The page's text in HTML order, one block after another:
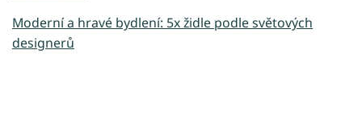
Moderní a hravé bydlení: 5x židle podle světových
designerů